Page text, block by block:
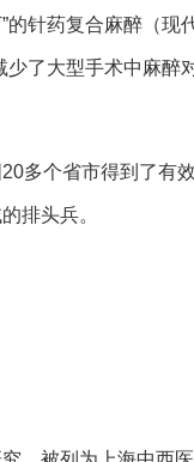
针药复合麻醉（现
少了大型手术中麻醉
多个省市得到了有
排头兵。